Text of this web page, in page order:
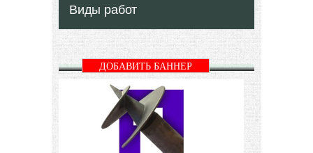
Виды работ
ДОБАВИТЬ БАННЕР